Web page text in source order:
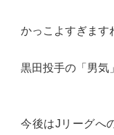
かっこよすぎます
黒田投手の「男気
今後はJリーグへ